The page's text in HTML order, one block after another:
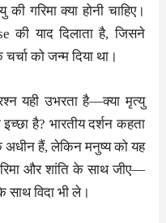
गरिमा क्या होनी चाहिए।
की याद दिलाता है, जिसने
को जन्म दिया था।
यही उभरता है—क्या मृत्यु
है? भारतीय दर्शन कहता
अधीन हैं, लेकिन मनुष्य को यह
और शांति के साथ जीए—
साथ विदा भी ले।